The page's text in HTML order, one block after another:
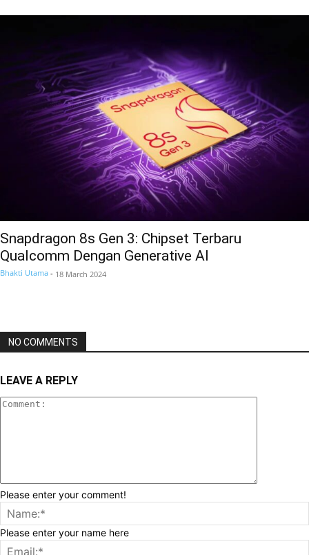
Snapdragon 8s Gen 3: Chipset Terbaru
Qualcomm Dengan Generative AI
Bhakti Utama - 18 March 2024
NO COMMENTS
LEAVE A REPLY
Please enter your comment!
Please enter your name here